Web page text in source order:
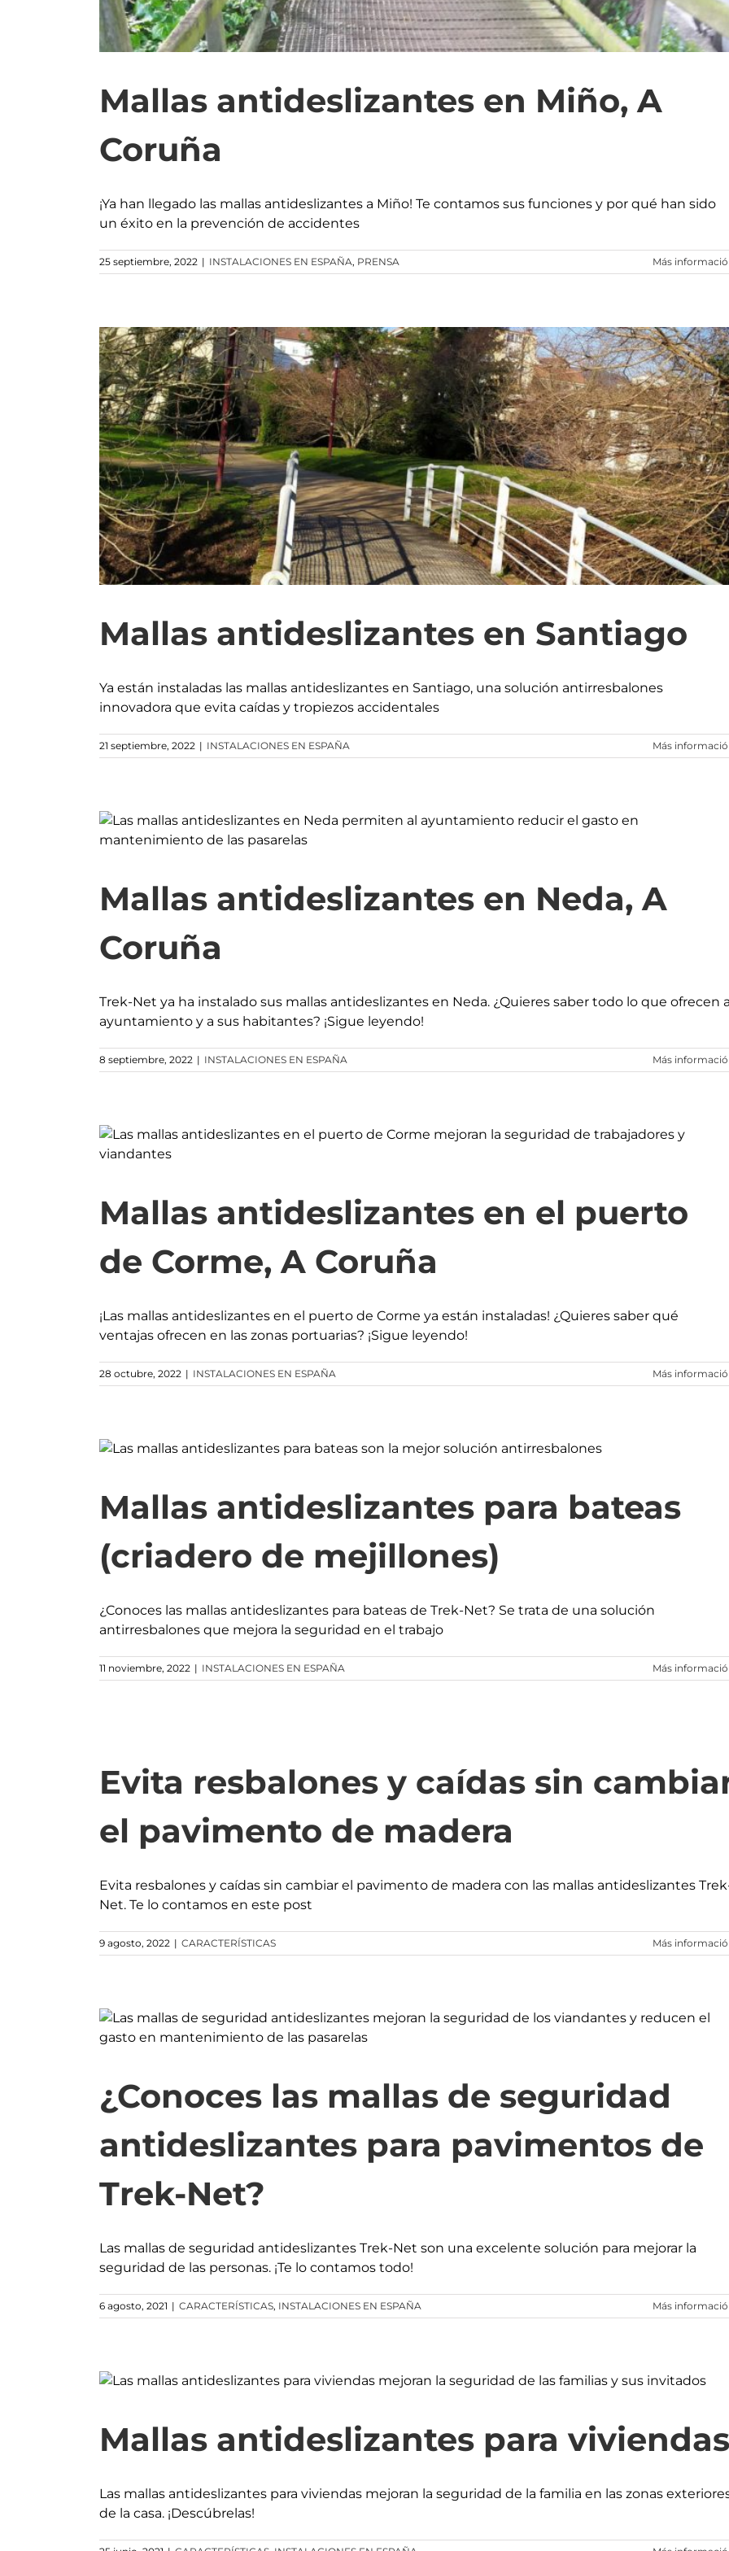
Mallas antideslizantes en Miño, A
Coruña
¡Ya han llegado las mallas antideslizantes a Miño! Te contamos sus funciones y por qué han sido
un éxito en la prevención de accidentes
25 septiembre, 2022 | INSTALACIONES EN ESPAÑA, PRENSA Más
Mallas antideslizantes en Santiago
Ya están instaladas las mallas antideslizantes en Santiago, una solución antirresbalones
innovadora que evita caídas y tropiezos accidentales
21 septiembre, 2022 | INSTALACIONES EN ESPAÑA Más
Mallas antideslizantes en Neda, A
Coruña
Trek-Net ya ha instalado sus mallas antideslizantes en Neda. ¿Quieres saber todo lo que ofrecen
ayuntamiento y a sus habitantes? ¡Sigue leyendo!
8 septiembre, 2022 | INSTALACIONES EN ESPAÑA Más
Mallas antideslizantes en el puerto
de Corme, A Coruña
¡Las mallas antideslizantes en el puerto de Corme ya están instaladas! ¿Quieres saber qué
ventajas ofrecen en las zonas portuarias? ¡Sigue leyendo!
28 octubre, 2022 | INSTALACIONES EN ESPAÑA Más
Mallas antideslizantes para bateas
(criadero de mejillones)
¿Conoces las mallas antideslizantes para bateas de Trek-Net? Se trata de una solución
antirresbalones que mejora la seguridad en el trabajo
11 noviembre, 2022 | INSTALACIONES EN ESPAÑA Más
Evita resbalones y caídas sin
el pavimento de madera
Evita resbalones y caídas sin cambiar el pavimento de madera con las mallas antideslizantes
Net. Te lo contamos en este post
9 agosto, 2022 | CARACTERÍSTICAS Más
¿Conoces las mallas de seguridad
antideslizantes para pavimentos de
Trek-Net?
Las mallas de seguridad antideslizantes Trek-Net son una excelente solución para mejorar la
seguridad de las personas. ¡Te lo contamos todo!
6 agosto, 2021 | CARACTERÍSTICAS, INSTALACIONES EN ESPAÑA Más
Mallas antideslizantes para viviendas
Las mallas antideslizantes para viviendas mejoran la seguridad de la familia en las zonas
de la casa. ¡Descúbrelas!